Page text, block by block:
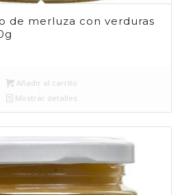
de merluza con verduras
Añadir al carrito
Mostrar detalles